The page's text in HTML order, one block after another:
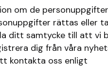
om de
rättas eller
ditt samtycke till att vi
dig från våra
kontakta oss enligt